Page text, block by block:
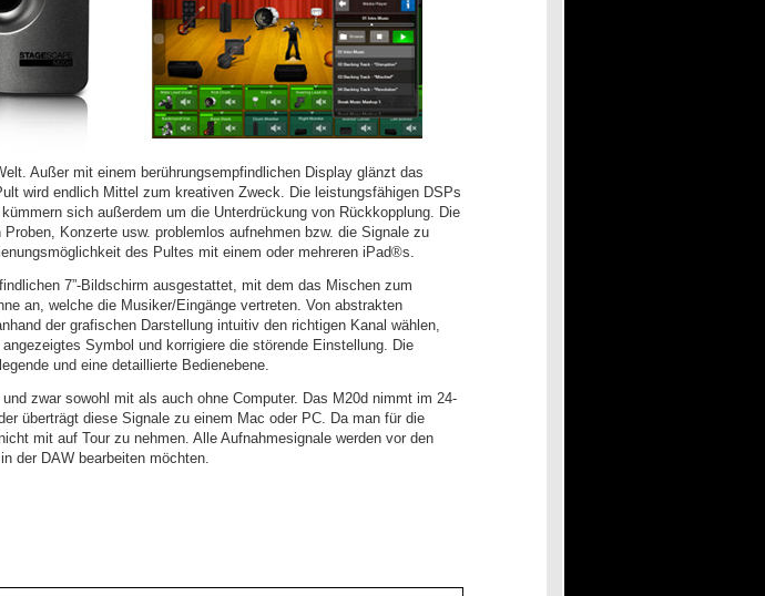
Außer mit einem berührungsempfindlichen Display glänzt das
wird endlich Mittel zum kreativen Zweck. Die leistungsfähigen DSPs
sich außerdem um die Unterdrückung von Rückkopplung. Die
Konzerte usw. problemlos aufnehmen bzw. die Signale zu
des Pultes mit einem oder mehreren iPad®s.
7”-Bildschirm ausgestattet, mit dem das Mischen zum
an, welche die Musiker/Eingänge vertreten. Von abstrakten
der grafischen Darstellung intuitiv den richtigen Kanal wählen,
Symbol und korrigiere die störende Einstellung. Die
und eine detaillierte Bedienebene.
zwar sowohl mit als auch ohne Computer. Das M20d nimmt im 24-
überträgt diese Signale zu einem Mac oder PC. Da man für die
mit auf Tour zu nehmen. Alle Aufnahmesignale werden vor den
der DAW bearbeiten möchten.